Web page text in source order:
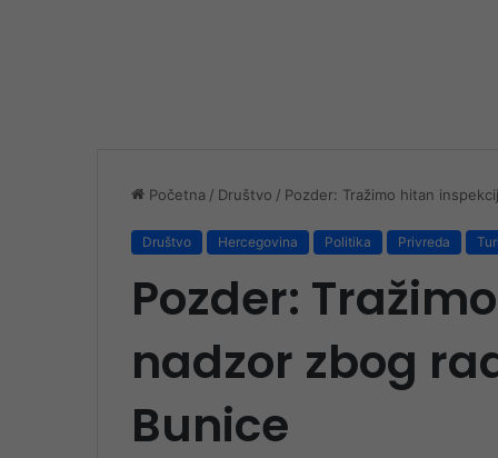
Početna / Društvo / Pozder: Tražimo hitan
Društvo Hercegovina Politika Privreda
Pozder:
nadzor zbog
Bunice